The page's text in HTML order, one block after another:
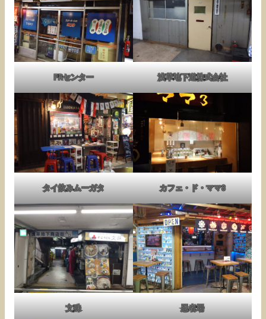
PRセンター 浅草地下道株式会社
タイ飲みムーガタ カフェ・ド・ママ3
文殊 忍者場